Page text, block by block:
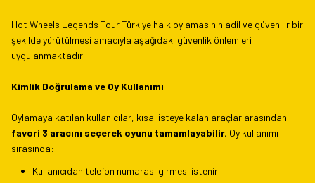
Hot Wheels Legends Tour Türkiye halk oylamasının adil ve güvenilir bir
şekilde yürütülmesi amacıyla aşağıdaki güvenlik önlemleri
uygulanmaktadır.
Kimlik Doğrulama ve Oy Kullanımı
Oylamaya katılan kullanıcılar, kısa listeye kalan araçlar arasından
favori 3 aracını seçerek oyunu tamamlayabilir. Oy kullanımı
sırasında:
Kullanıcıdan telefon numarası girmesi istenir